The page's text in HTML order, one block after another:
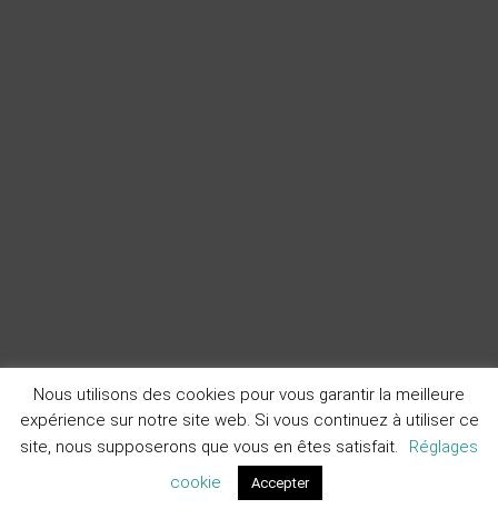
Nous utilisons des cookies pour vous garantir la meilleure
expérience sur notre site web. Si vous continuez à utiliser ce
site, nous supposerons que vous en êtes satisfait.
Réglages
cookie
Accepter
Contact